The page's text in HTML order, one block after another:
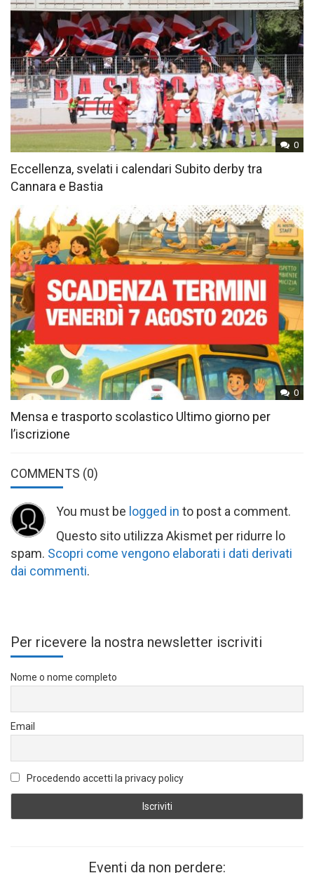
0
Eccellenza, svelati i calendari Subito derby tra
Cannara e Bastia
0
Mensa e trasporto scolastico Ultimo giorno per
l’iscrizione
COMMENTS (0)
You must be logged in to post a comment.
Questo sito utilizza Akismet per ridurre lo
spam. Scopri come vengono elaborati i dati derivati
dai commenti.
Per ricevere la nostra newsletter iscriviti
Nome o nome completo
Email
Procedendo accetti la privacy policy
Eventi da non perdere: